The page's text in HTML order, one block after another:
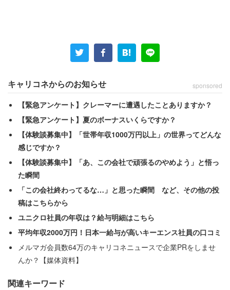
キャリコネからのお知らせ sponsored
【緊急アンケート】クレーマーに遭遇したことありますか？
【緊急アンケート】夏のボーナスいくらですか？
【体験談募集中】「世帯年収1000万円以上」の世界ってどんな
感じですか？
【体験談募集中】「あ、この会社で頑張るのやめよう」と悟っ
た瞬間
「この会社終わってるな…」と思った瞬間 など、その他の投
稿はこちらから
ユニクロ社員の年収は？給与明細はこちら
平均年収2000万円！日本一給与が高いキーエンス社員の口コミ
メルマガ会員数64万のキャリコネニュースで企業PRをしませ
んか？【媒体資料】
関連キーワード